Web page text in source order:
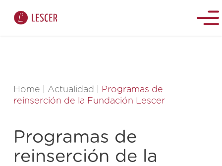
Home Actualidad
Programas de
reinserción de la Fundación Lescer
Programas de
reinserción de la